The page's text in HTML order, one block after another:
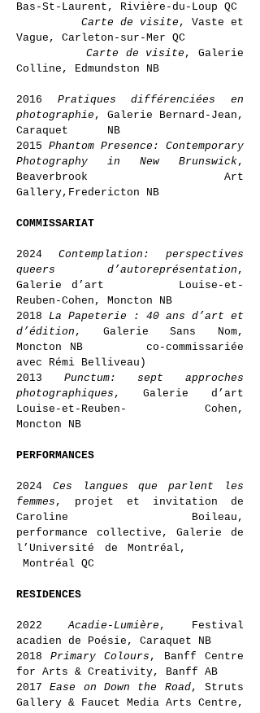
Bas-St-Laurent, Rivière-du-Loup QC
Carte de visite , Vaste et
Vague, Carleton-sur-Mer QC
Carte de visite , Galerie
Colline, Edmundston NB
2016 Pratiques différenciées en
photographie , Galerie Bernard-Jean,
Caraquet NB
2015 Phantom Presence: Contemporary
Photography in New Brunswick,
Beaverbrook Art
Gallery,Fredericton NB
COMMISSARIAT
2024 Contemplation: perspectives
queers d’autoreprésentation ,
Galerie d’art Louise-et-
Reuben-Cohen, Moncton NB
2018 La Papeterie : 40 ans d’art et
d’édition , Galerie Sans Nom,
Moncton NB co-commissariée
avec Rémi Belliveau)
2013 Punctum: sept approches
photographiques , Galerie d’art
Louise-et-Reuben- Cohen,
Moncton NB
PERFORMANCES
2024 Ces langues que parlent les
femmes , projet et invitation de
Caroline Boileau,
performance collective, Galerie de
l’Université de Montréal,
Montréal QC
RESIDENCES
2022Acadie-Lumière , Festival
acadien de Poésie, Caraquet NB
2018 Primary Colours , Banff Centre
for Arts & Creativity, Banff AB
2017Ease on Down the Road, Struts
Gallery & Faucet Media Arts Centre,